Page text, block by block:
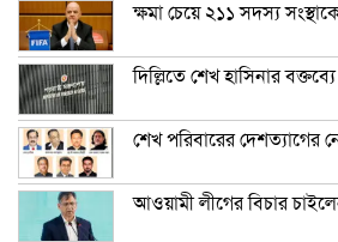
ক্ষমা চেয়ে ২১১ সদস্য
দিল্লিতে শেখ হাসিনার
শেখ পরিবারের দেশত্যাগের
আওয়ামী লীগের বিচার চাইলেন